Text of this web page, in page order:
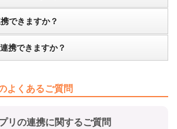
できますか？
携できますか？
よくあるご質問
リの連携に関するご質問